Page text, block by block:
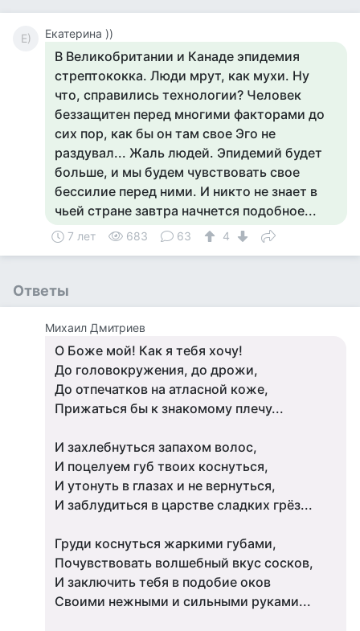
Е) Екатерина ))
В Великобритании и Канаде эпидемия
стрептококка. Люди мрут, как мухи. Ну
что, справились технологии? Человек
беззащитен перед многими факторами до
сих пор, как бы он там свое Эго не
раздувал... Жаль людей. Эпидемий будет
больше, и мы будем чувствовать свое
бессилие перед ними. И никто не знает в
чьей стране завтра начнется подобное...
7 лет 683 63 4
Ответы
Михаил Дмитриев
О Боже мой! Как я тебя хочу!
До головокружения, до дрожи,
До отпечатков на атласной коже,
Прижаться бы к знакомому плечу...
И захлебнуться запахом волос,
И поцелуем губ твоих коснуться,
И утонуть в глазах и не вернуться,
И заблудиться в царстве сладких грёз...
Груди коснуться жаркими губами,
Почувствовать волшебный вкус сосков,
И заключить тебя в подобие оков
Своими нежными и сильными руками...